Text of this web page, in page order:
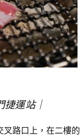
捷運站｜
叉路口上，在二樓的